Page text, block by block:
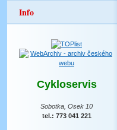
Info
Cykloservis
Sobotka, Osek 10
tel.: 773 041 221